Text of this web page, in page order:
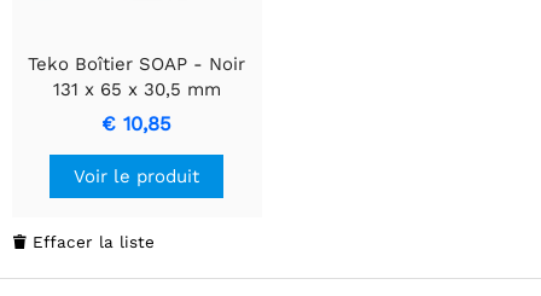
Teko Boîtier SOAP - Noir
131 x 65 x 30,5 mm
€ 10,85
Voir le produit
 Effacer la liste